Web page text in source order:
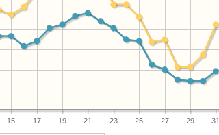
15 17 19 21 23 25 27 29 31